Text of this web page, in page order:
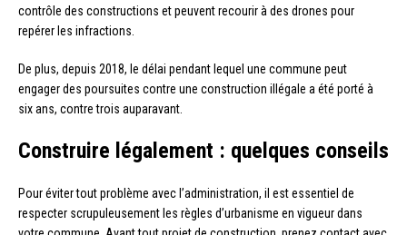
contrôle des constructions et peuvent recourir à des drones pour
repérer les infractions.
De plus, depuis 2018, le délai pendant lequel une commune peut
engager des poursuites contre une construction illégale a été porté à
six ans, contre trois auparavant.
Construire légalement : quelques conseils
Pour éviter tout problème avec l’administration, il est essentiel de
respecter scrupuleusement les règles d’urbanisme en vigueur dans